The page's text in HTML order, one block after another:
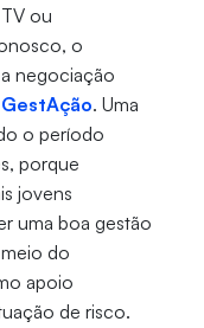
ou
o
negociação
GestAção. Uma
o período
porque
jovens
uma boa gestão
do
apoio
de risco.